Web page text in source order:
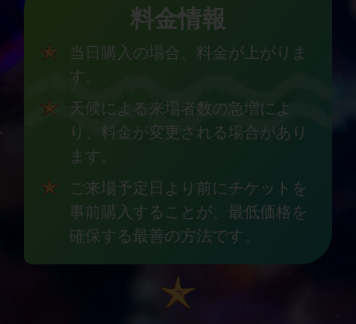
料金情報
当日購入の場合、料金が上がりま
す。
天候による来場者数の急増によ
り、料金が変更される場合があり
ます。
ご来場予定日より前にチケットを
事前購入することが、最低価格を
確保する最善の方法です。